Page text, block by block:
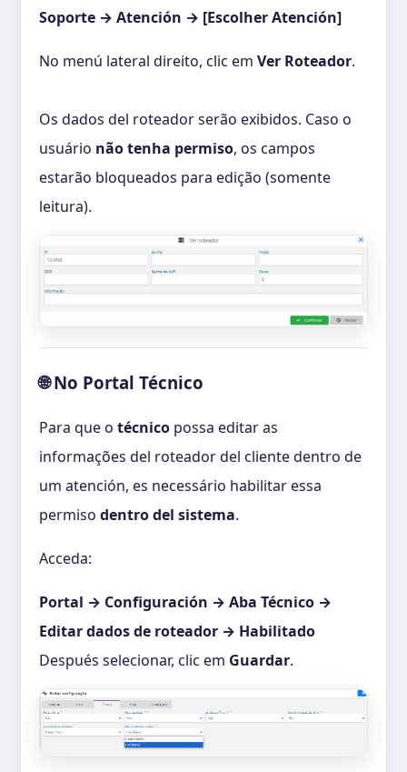
Soporte → Atención → [Escolher Atención]
No menú lateral direito, clic em Ver Roteador.
Os dados del roteador serão exibidos. Caso o
usuário não tenha permiso, os campos
estarão bloqueados para edição (somente
leitura).
🌐No Portal Técnico
Para que o técnico possa editar as
informações del roteador del cliente dentro de
um atención, es necessário habilitar essa
permiso dentro del sistema.
Acceda:
Portal → Configuración → Aba Técnico →
Editar dados de roteador → Habilitado
Después selecionar, clic em Guardar.